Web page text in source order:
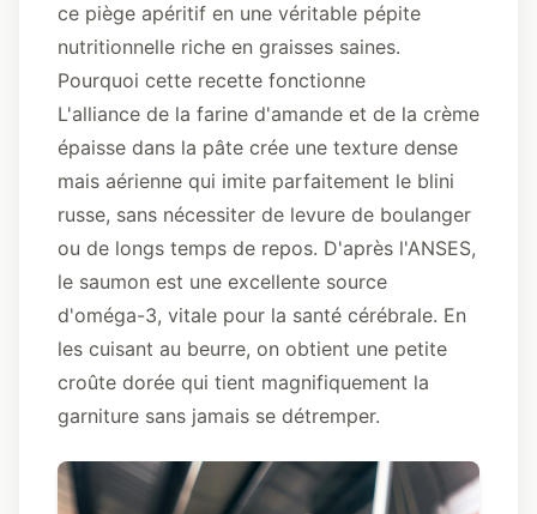
ce piège apéritif en une véritable pépite
nutritionnelle riche en graisses saines.
Pourquoi cette recette fonctionne
L'alliance de la farine d'amande et de la crème
épaisse dans la pâte crée une texture dense
mais aérienne qui imite parfaitement le blini
russe, sans nécessiter de levure de boulanger
ou de longs temps de repos. D'après l'ANSES,
le saumon est une excellente source
d'oméga-3, vitale pour la santé cérébrale. En
les cuisant au beurre, on obtient une petite
croûte dorée qui tient magnifiquement la
garniture sans jamais se détremper.